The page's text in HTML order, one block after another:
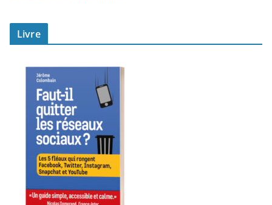
Livre